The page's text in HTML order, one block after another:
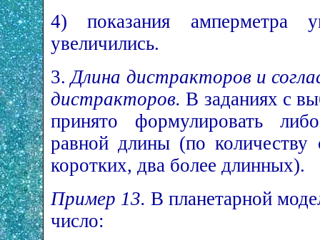
4) показания амперметра
увеличились.
3.Длина дистракторов и
дистракторов. В заданиях с
принято формулировать
равной длины (по
коротких, два более длинных).
Пример 13. В планетарной
число: